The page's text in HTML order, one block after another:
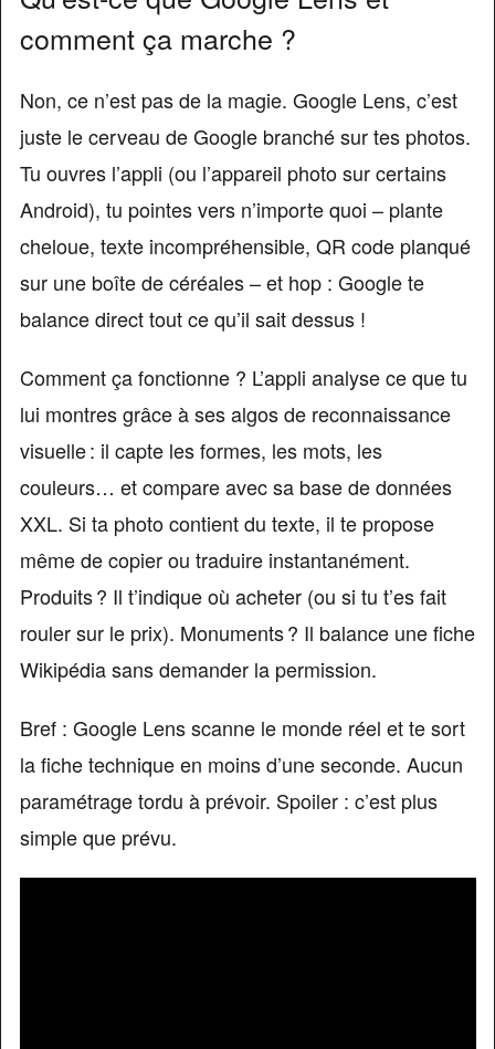
comment ça marche ?
Non, ce n’est pas de la magie. Google Lens, c’est
juste le cerveau de Google branché sur tes photos.
Tu ouvres l’appli (ou l’appareil photo sur certains
Android), tu pointes vers n’importe quoi – plante
cheloue, texte incompréhensible, QR code planqué
sur une boîte de céréales – et hop : Google te
balance direct tout ce qu’il sait dessus !
Comment ça fonctionne ? L’appli analyse ce que tu
lui montres grâce à ses algos de reconnaissance
visuelle : il capte les formes, les mots, les
couleurs… et compare avec sa base de données
XXL. Si ta photo contient du texte, il te propose
même de copier ou traduire instantanément.
Produits ? Il t’indique où acheter (ou si tu t’es fait
rouler sur le prix). Monuments ? Il balance une fiche
Wikipédia sans demander la permission.
Bref : Google Lens scanne le monde réel et te sort
la fiche technique en moins d’une seconde. Aucun
paramétrage tordu à prévoir. Spoiler : c’est plus
simple que prévu.